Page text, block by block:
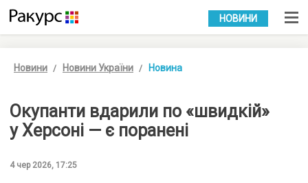
УКР РУС
НОВИНИ
Новини Новини України Новина
Окупанти вдарили по «швидкій»
у Херсоні — є поранені
4 чер 2026, 17:25